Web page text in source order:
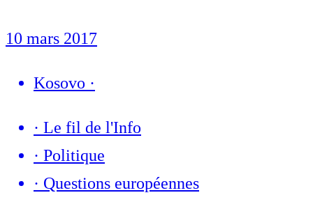
10 mars 2017
Kosovo ·
· Le fil de l'Info
· Politique
· Questions européennes